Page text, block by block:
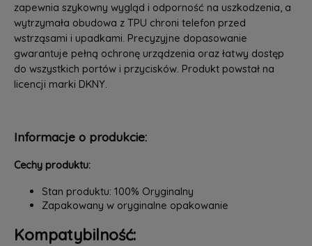
zapewnia szykowny wygląd i odporność na uszkodzenia, a
wytrzymała obudowa z TPU chroni telefon przed
wstrząsami i upadkami. Precyzyjne dopasowanie
gwarantuje pełną ochronę urządzenia oraz łatwy dostęp
do wszystkich portów i przycisków. Produkt powstał na
licencji marki DKNY.
Informacje o produkcie:
Cechy produktu:
Stan produktu: 100% Oryginalny
Zapakowany w oryginalne opakowanie
Kompatybilność: